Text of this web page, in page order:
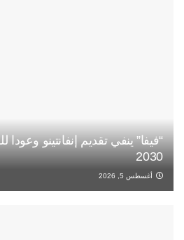
“فيفا” ينفي تقديم إنفانتينو
2030
أغسطس 5, 2026